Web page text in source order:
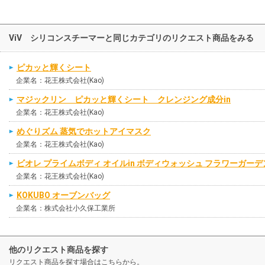
ViV シリコンスチーマーと同じカテゴリのリクエスト商品をみる
ピカッと輝くシート
企業名：花王株式会社(Kao)
マジックリン ピカッと輝くシート クレンジング成分in
企業名：花王株式会社(Kao)
めぐりズム 蒸気でホットアイマスク
企業名：花王株式会社(Kao)
ビオレ プライムボディ オイルin ボディウォッシュ フラワーガーデ
企業名：花王株式会社(Kao)
KOKUBO オーブンバッグ
企業名：株式会社小久保工業所
他のリクエスト商品を探す
リクエスト商品を探す場合はこちらから。